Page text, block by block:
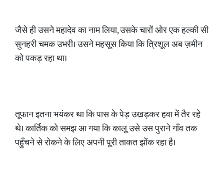
जैसे ही उसने महादेव का नाम लिया, उसके चारों ओर एक हल्की सी
सुनहरी चमक उभरी। उसने महसूस किया कि त्रिशूल अब ज़मीन
को पकड़ रहा था।
तूफान इतना भयंकर था कि पास के पेड़ उखड़कर हवा में तैर रहे
थे। कार्तिक को समझ आ गया कि कालू उसे उस पुराने गाँव तक
पहुँचने से रोकने के लिए अपनी पूरी ताकत झोंक रहा है।